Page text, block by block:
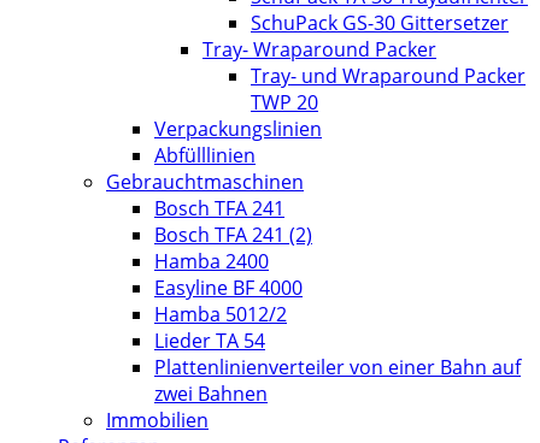
SchuPack GS-30 Gittersetzer
Tray- Wraparound Packer
Tray- und Wraparound Packer
TWP 20
Verpackungslinien
Abfülllinien
Gebrauchtmaschinen
Bosch TFA 241
Bosch TFA 241 (2)
Hamba 2400
Easyline BF 4000
Hamba 5012/2
Lieder TA 54
Plattenlinienverteiler von einer Bahn auf
zwei Bahnen
Immobilien